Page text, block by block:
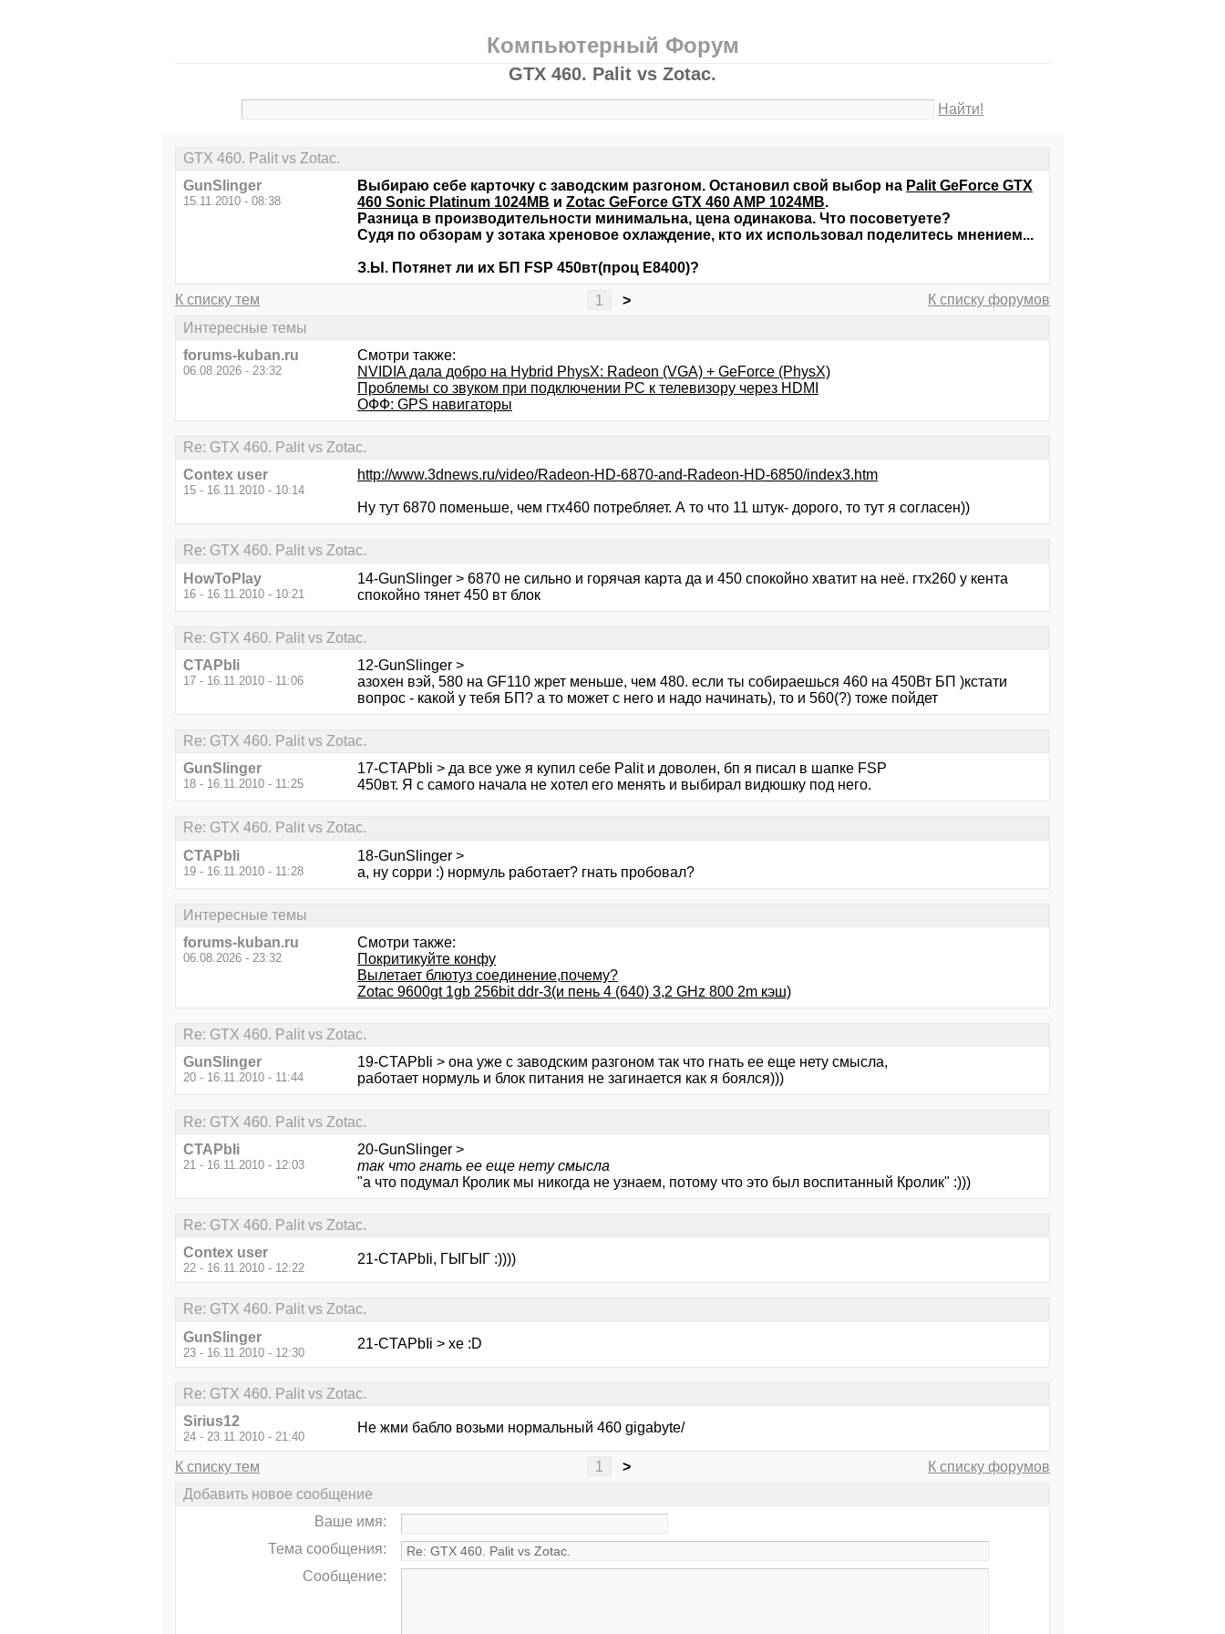
Компьютерный Форум
GTX 460. Palit vs Zotac.
Найти!
GTX 460. Palit vs Zotac.
GunSlinger
15.11.2010 - 08:38
Выбираю себе карточку с заводским разгоном. Остановил свой выбор на Palit GeForce GTX
460 Sonic Platinum 1024MB и Zotac GeForce GTX 460 AMP 1024MB.
Разница в производительности минимальна, цена одинакова. Что посоветуете?
Судя по обзорам у зотака хреновое охлаждение, кто их использовал поделитесь мнением...
З.Ы. Потянет ли их БП FSP 450вт(проц E8400)?
К списку тем 1 >
К списку форумов
Интересные темы
forums-kuban.ru
06.08.2026 - 23:32
Смотри также:
NVIDIA дала добро на Hybrid PhysX: Radeon (VGA) + GeForce (PhysX)
Проблемы со звуком при подключении PC к телевизору через HDMI
ОФФ: GPS навигаторы
Re: GTX 460. Palit vs Zotac.
Contex user
15 - 16.11.2010 - 10:14
http://www.3dnews.ru/video/Radeon-HD-6870-and-Radeon-HD-6850/index3.htm
Ну тут 6870 поменьше, чем гтх460 потребляет. А то что 11 штук- дорого, то тут я согласен))
Re: GTX 460. Palit vs Zotac.
HowToPlay
16 - 16.11.2010 - 10:21
14-GunSlinger > 6870 не сильно и горячая карта да и 450 спокойно хватит на неё. гтх260 у кента
спокойно тянет 450 вт блок
Re: GTX 460. Palit vs Zotac.
CTAPbIi
17 - 16.11.2010 - 11:06
12-GunSlinger >
азохен вэй, 580 на GF110 жрет меньше, чем 480. если ты собираешься 460 на 450Вт БП )кстати
вопрос - какой у тебя БП? а то может с него и надо начинать), то и 560(?) тоже пойдет
Re: GTX 460. Palit vs Zotac.
GunSlinger
18 - 16.11.2010 - 11:25
17-CTAPbIi > да все уже я купил себе Palit и доволен, бп я писал в шапке FSP
450вт. Я с самого начала не хотел его менять и выбирал видюшку под него.
Re: GTX 460. Palit vs Zotac.
CTAPbIi
19 - 16.11.2010 - 11:28
18-GunSlinger >
а, ну сорри :) нормуль работает? гнать пробовал?
Интересные темы
forums-kuban.ru
06.08.2026 - 23:32
Смотри также:
Покритикуйте конфу
Вылетает блютуз соединение,почему?
Zotac 9600gt 1gb 256bit ddr-3(и пень 4 (640) 3,2 GHz 800 2m кэш)
Re: GTX 460. Palit vs Zotac.
GunSlinger
20 - 16.11.2010 - 11:44
19-CTAPbIi > она уже с заводским разгоном так что гнать ее еще нету смысла,
работает нормуль и блок питания не загинается как я боялся)))
Re: GTX 460. Palit vs Zotac.
CTAPbIi
21 - 16.11.2010 - 12:03
20-GunSlinger >
так что гнать ее еще нету смысла
"а что подумал Кролик мы никогда не узнаем, потому что это был воспитанный Кролик" :)))
Re: GTX 460. Palit vs Zotac.
Contex user
22 - 16.11.2010 - 12:22
21-CTAPbIi, ГЫГЫГ :))))
Re: GTX 460. Palit vs Zotac.
GunSlinger
23 - 16.11.2010 - 12:30
21-CTAPbIi > хе :D
Re: GTX 460. Palit vs Zotac.
Sirius12
24 - 23.11.2010 - 21:40
Не жми бабло возьми нормальный 460 gigabyte/
К списку тем 1 >
К списку форумов
Добавить новое сообщение
Ваше имя:
Тема сообщения:
Сообщение: